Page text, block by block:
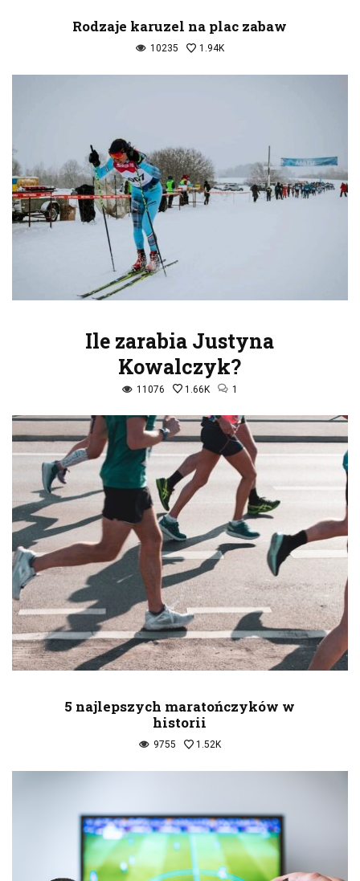
Rodzaje karuzel na plac zabaw
10235 1.94K
Ile zarabia Justyna
Kowalczyk?
11076 1.66K 1
5 najlepszych maratończyków w
historii
9755 1.52K